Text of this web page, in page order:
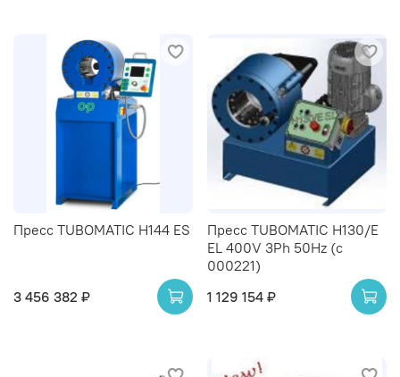
Пресс TUBOMATIC H144 ES
3 456 382 ₽
Пресс TUBOMATIC H130/E
EL 400V 3Ph 50Hz (с
000221)
1 129 154 ₽